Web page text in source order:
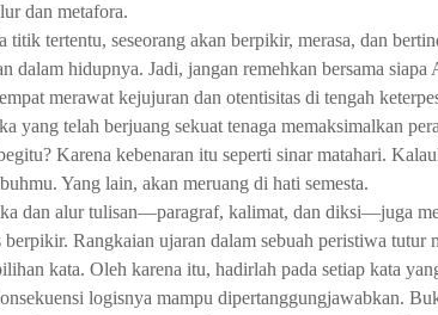
dan metafora.
titik tertentu, seseorang akan berpikir, merasa, dan
dalam hidupnya. Jadi, jangan remehkan bersama siapa
merawat kejujuran dan otentisitas di tengah
yang telah berjuang sekuat tenaga memaksimalkan
Karena kebenaran itu seperti sinar matahari.
Yang lain, akan meruang di hati semesta.
dan alur tulisan—paragraf, kalimat, dan diksi—juga
berpikir. Rangkaian ujaran dalam sebuah peristiwa tutur
kata. Oleh karena itu, hadirlah pada setiap kata
logisnya mampu dipertanggungjawabkan.